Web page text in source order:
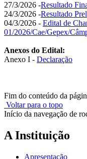
27/3/2026 -Resultado
24/3/2026 -Resultado
04/3/2026 - Edital de
01/2026/Cae/Gepex/
Anexos do Edital:
Anexo I - Declaração
Fim do conteúdo da
Voltar para o topo
Início da navegação de
A Instituição
Apresentação